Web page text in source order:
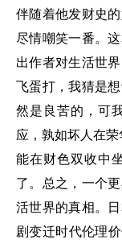
伴随着他发财史
尽情嘲笑一番。
出作者对生活世
飞蛋打，我猜是
然是良苦的，可
应，孰如坏人在
能在财色双收中
了。总之，一个
活世界的真相。
剧变迁时代伦理